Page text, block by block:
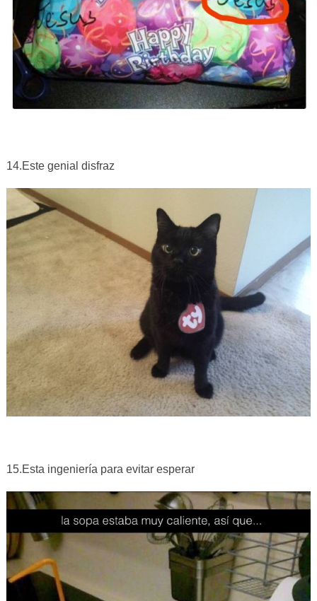
14.Este genial disfraz
15.Esta ingeniería para evitar esperar